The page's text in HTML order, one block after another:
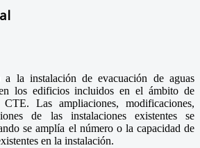
a la instalación de evacuación de aguas
los edificios incluidos en el ámbito de
Las ampliaciones, modificaciones,
de las instalaciones existentes se
se amplía el número o la capacidad de
en la instalación.